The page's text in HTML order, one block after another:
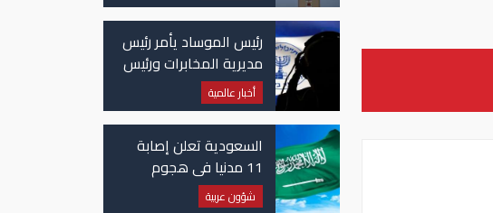
رئيس الموساد يأمر رئيس
مديرية المخابرات ورئيس
قسم إيران بالاستقالة
أخبار عالمية
السعودية تعلن إصابة
11 مدنيا في هجوم
حوثي على نجران
شؤون عربية